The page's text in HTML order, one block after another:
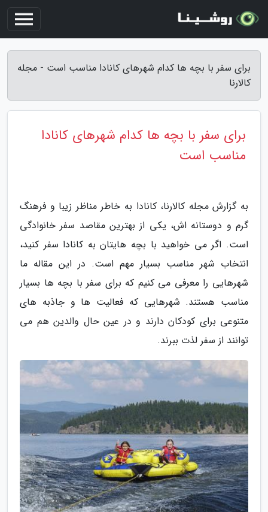
برای سفر با بچه ها کدام شهرهای کانادا مناسب است - مجله
کالارنا
برای سفر با بچه ها کدام شهرهای کانادا
مناسب است
به گزارش مجله کالارنا، کانادا به خاطر مناظر زیبا و فرهنگ
گرم و دوستانه اش، یکی از بهترین مقاصد سفر خانوادگی
است. اگر می خواهید با بچه هایتان به کانادا سفر کنید،
انتخاب شهر مناسب بسیار مهم است. در این مقاله ما
شهرهایی را معرفی می کنیم که برای سفر با بچه ها بسیار
مناسب هستند. شهرهایی که فعالیت ها و جاذبه های
متنوعی برای کودکان دارند و در عین حال والدین هم می
توانند از سفر لذت ببرند.